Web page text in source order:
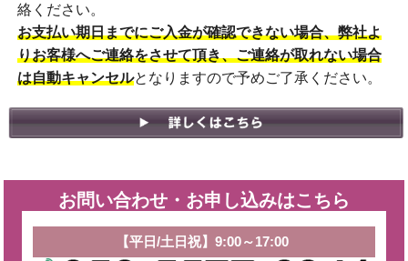
絡ください。
お支払い期日までにご入金が確認できない場合、弊社よ
りお客様へご連絡をさせて頂き、ご連絡が取れない場合
は自動キャンセルとなりますので予めご了承ください。
お問い合わせ・お申し込みはこちら
【平日/土日祝】9:00～17:00